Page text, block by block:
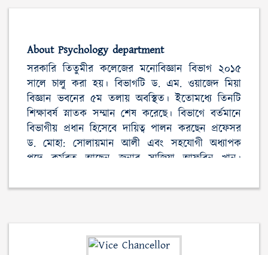
About Psychology department
সরকারি তিতুমীর কলেজের মনোবিজ্ঞান বিভাগ ২০১৫
সালে চালু করা হয়। বিভাগটি ড. এম. ওয়াজেদ মিয়া
বিজ্ঞান ভবনের ৫ম তলায় অবস্থিত। ইতোমধ্যে তিনটি
শিক্ষাবর্ষ স্নাতক সম্মান শেষ করেছে। বিভাগে বর্তমানে
বিভাগীয় প্রধান হিসেবে দায়িত্ব পালন করছেন প্রফেসর
ড. মোহা: সোলায়মান আলী এবং সহযোগী অধ্যাপক
পদে কর্মরত আছেন জনাব সাজিয়া আফরিন খান।
READ MORE...